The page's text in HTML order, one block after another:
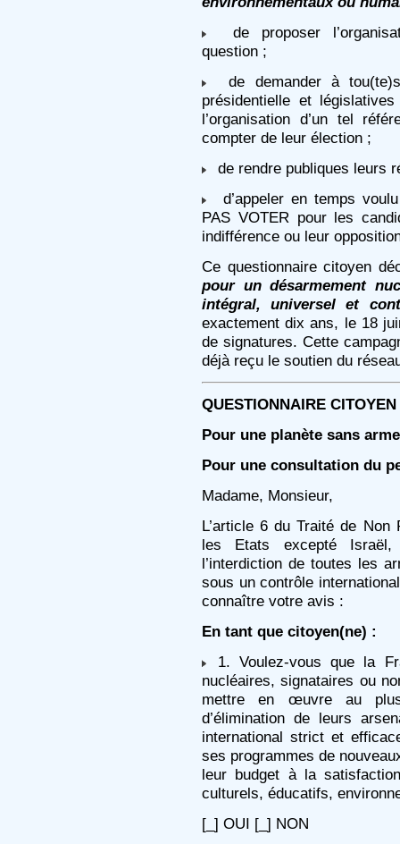
de proposer
question ;
de demander à
présidentielle et
l’organisation d’un tel
compter de leur élection ;
de rendre publiques leurs
d’appeler en temps
PAS VOTER pour les
indifférence ou leur
Ce questionnaire citoyen
pour un désarmement
intégral, universel et
exactement dix ans, le 18
de signatures. Cette
déjà reçu le soutien du
QUESTIONNAIRE CITOYEN
Pour une planète sans
Pour une consultation du
Madame, Monsieur,
L’article 6 du Traité de
les Etats excepté
l’interdiction de toutes les
sous un contrôle
connaître votre avis :
En tant que citoyen(ne) :
1. Voulez-vous que la
nucléaires, signataires ou
mettre en œuvre au
d’élimination de leurs
international strict et
ses programmes de
leur budget à la
culturels, éducatifs,
[_] OUI [_] NON